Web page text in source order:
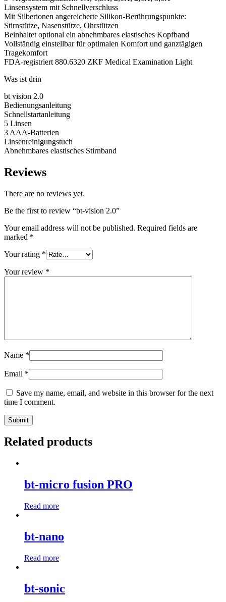
Linsensystem mit Schnellverschluss
Mit Silberionen angereicherte Silikon-Berührungspunkte:
Stirnstütze, Nasenstütze, Ohrstützen
Beinhaltet optional ein abnehmbares elastisches Kopfband
Vollständig einstellbar für optimalen Komfort und ganztägigen
Tragekomfort
FDA-registriert 880.6320 ZKF Medical Examination Light
Was ist drin
bt vision 2.0
Bedienungsanleitung
Schnellstartanleitung
5 Linsen
3 AAA-Batterien
Linsenreinigungstuch
Abnehmbares elastisches Stirnband
Reviews
There are no reviews yet.
Be the first to review “bt-vision 2.0”
Your email address will not be published. Required fields are
marked *
Your rating *
Your review *
Name *
Email *
Save my name, email, and website in this browser for the next
time I comment.
Related products
bt-micro fusion PRO
Read more
bt-nano
Read more
bt-sonic